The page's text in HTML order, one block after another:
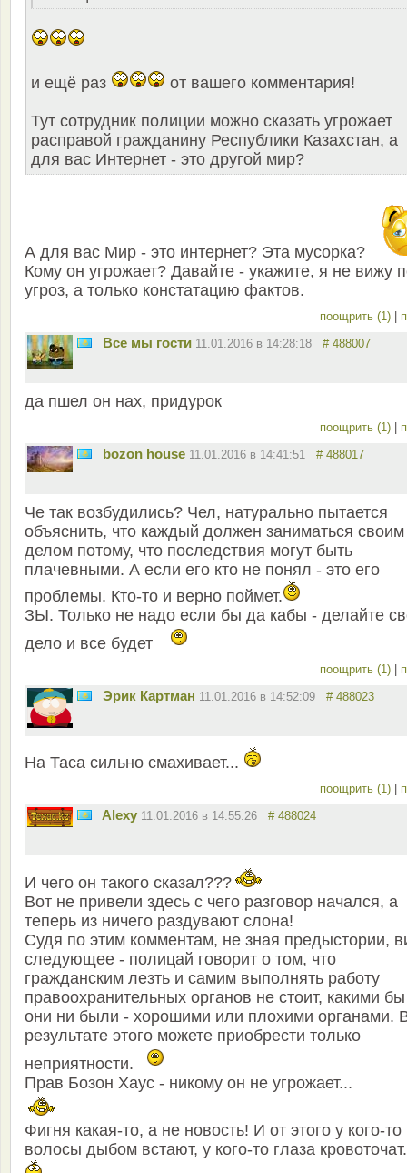
и ещё раз от вашего комментария!
Тут сотрудник полиции можно сказать угрожает
расправой гражданину Республики Казахстан, а
для вас Интернет - это другой мир?
А для вас Мир - это интернет? Эта мусорка?
Кому он угрожает? Давайте - укажите, я не вижу
угроз, а только констатацию фактов.
поощрить (1) |
Все мы гости 11.01.2016 в 14:28:18 # 488007
да пшел он нах, придурок
поощрить (1) |
bozon house 11.01.2016 в 14:41:51 # 488017
Че так возбудились? Чел, натурально пытается
объяснить, что каждый должен заниматься своим
делом потому, что последствия могут быть
плачевными. А если его кто не понял - это его
проблемы. Кто-то и верно поймет.
ЗЫ. Только не надо если бы да кабы - делайте
дело и все будет
поощрить (1) |
Эрик Картман 11.01.2016 в 14:52:09 # 488023
На Таса сильно смахивает...
поощрить (1) |
Alexy 11.01.2016 в 14:55:26 # 488024
И чего он такого сказал???
Вот не привели здесь с чего разговор начался, а
теперь из ничего раздувают слона!
Судя по этим комментам, не зная предыстории,
следующее - полицай говорит о том, что
гражданским лезть и самим выполнять работу
правоохранительных органов не стоит, какими бы
они ни были - хорошими или плохими органами.
результате этого можете приобрести только
неприятности.
Прав Бозон Хаус - никому он не угрожает...
Фигня какая-то, а не новость! И от этого у кого-то
волосы дыбом встают, у кого-то глаза